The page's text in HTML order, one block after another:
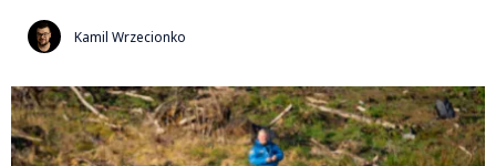
Kamil Wrzecionko